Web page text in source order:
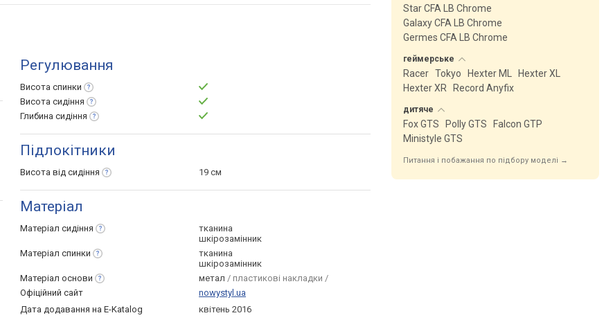
Регулювання
Висота спинки
Висота сидіння
Глибина сидіння
Підлокітники
Висота від сидіння 19 см
Матеріал
Матеріал сидіння
тканина
шкірозамінник
Матеріал спинки
тканина
шкірозамінник
Матеріал основи метал / пластикові накладки /
Офіційний сайт
nowystyl.ua
Дата додавання на E-Katalog
квітень 2016
Star CFA LB Chrome
Galaxy CFA LB Chrome
Germes CFA LB Chrome
геймерське
Racer Tokyo Hexter ML
Hexter XL
Hexter XR
Record Anyfix
дитяче
Fox GTS Polly GTS
Falcon GTP
Ministyle GTS
Питання і побажання по підбору моделі →